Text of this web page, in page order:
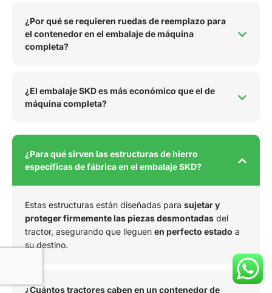
¿Por qué se requieren ruedas de reemplazo para
el contenedor en el embalaje de máquina
completa?
¿El embalaje SKD es más económico que el de
máquina completa?
¿Para qué sirven las estructuras de hierro
específicas de fábrica en el embalaje SKD?
Estas estructuras están diseñadas para sujetar y
proteger firmemente las piezas desmontadas del
tractor, asegurando que lleguen en perfecto estado a
su destino.
¿Cuántos tractores caben en un contenedor de